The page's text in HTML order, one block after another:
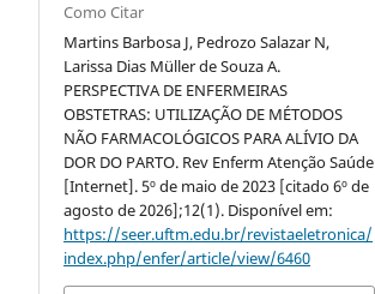
Como Citar
Martins Barbosa J, Pedrozo Salazar N,
Larissa Dias Müller de Souza A.
PERSPECTIVA DE ENFERMEIRAS
OBSTETRAS: UTILIZAÇÃO DE MÉTODOS
NÃO FARMACOLÓGICOS PARA ALÍVIO DA
DOR DO PARTO. Rev Enferm Atenção Saúde
[Internet]. 5º de maio de 2023 [citado 6º de
agosto de 2026];12(1). Disponível em:
https://seer.uftm.edu.br/revistaeletronica/
index.php/enfer/article/view/6460